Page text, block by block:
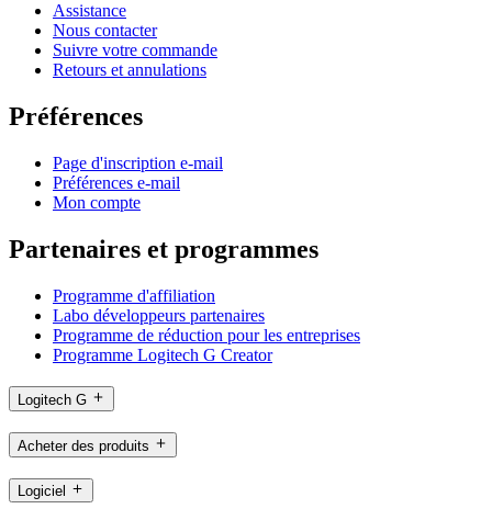
Assistance
Nous contacter
Suivre votre commande
Retours et annulations
Préférences
Page d'inscription e-mail
Préférences e-mail
Mon compte
Partenaires et programmes
Programme d'affiliation
Labo développeurs partenaires
Programme de réduction pour les entreprises
Programme Logitech G Creator
Logitech G
Acheter des produits
Logiciel